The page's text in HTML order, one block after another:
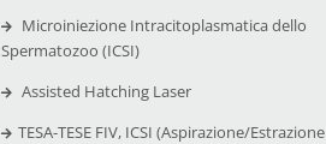
Microiniezione Intracitoplasmatica dello
Spermatozoo (ICSI)
Assisted Hatching Laser
TESA-TESE FIV, ICSI (Aspirazione/Estrazione